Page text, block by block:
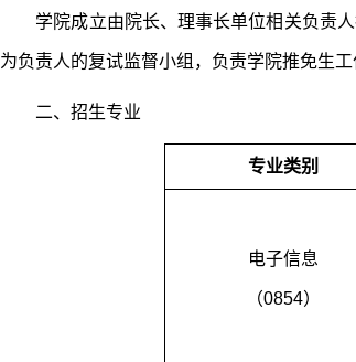
学院成立由院长、理事长单位相关负责
为负责人的复试监督小组，负责学院推免生
二、招生专业
专业类别
电子信息
（0854）